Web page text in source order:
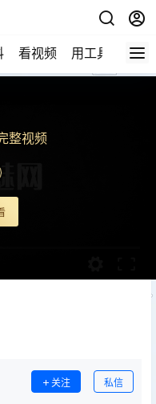
看视频 用工具 论技
整视频
关注 私信